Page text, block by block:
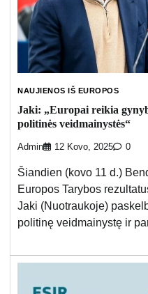
NAUJIENOS IŠ EUROPOS
Jaki: „Europai reikia
politinės veidmainystės“
Admin 12 Kovo, 2025 0
Šiandien (kovo 11 d.)
Europos Tarybos
Jaki (Nuotraukoje)
politinę veidmainystę ir